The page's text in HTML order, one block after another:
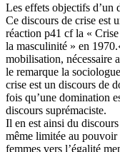
Les effets objectifs d’un
Ce discours de crise est
réaction p41 cf la «
la masculinité » en
mobilisation, nécessaire
le remarque la
crise est un discours de
fois qu’une domination
discours suprémaciste.
Il en est ainsi du
même limitée au
femmes vers l’égalité